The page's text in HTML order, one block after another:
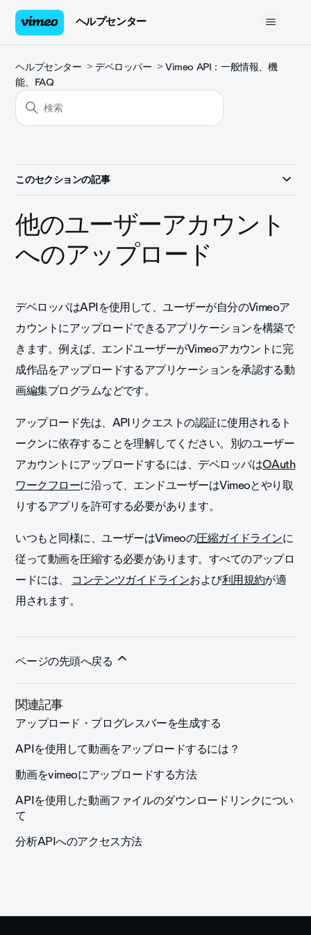
ヘルプセンター
ヘルプセンター デベロッパー
Vimeo API：一般情報、機
能、FAQ
このセクションの記事
他のユーザーアカウント
へのアップロード
デベロッパはAPIを使用して、ユーザーが自分のVimeoア
カウントにアップロードできるアプリケーションを構築で
きます。例えば、エンドユーザーがVimeoアカウントに完
成作品をアップロードするアプリケーションを承認する動
画編集プログラムなどです。
アップロード先は、APIリクエストの認証に使用されるト
ークンに依存することを理解してください。別のユーザー
アカウントにアップロードするには、デベロッパはOAuth
ワークフローに沿って、エンドユーザーはVimeoとやり取
りするアプリを許可する必要があります。
いつもと同様に、ユーザーはVimeoの圧縮ガイドラインに
従って動画を圧縮する必要があります。すべてのアップロ
ードには、コンテンツガイドラインおよび利用規約が適
用されます。
ページの先頭へ戻る
関連記事
アップロード・プログレスバーを生成する
APIを使用して動画をアップロードするには？
動画をvimeoにアップロードする方法
APIを使用した動画ファイルのダウンロードリンクについ
て
分析APIへのアクセス方法